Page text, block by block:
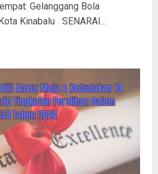
Gelanggang Bola
Kinabalu SENARAI...